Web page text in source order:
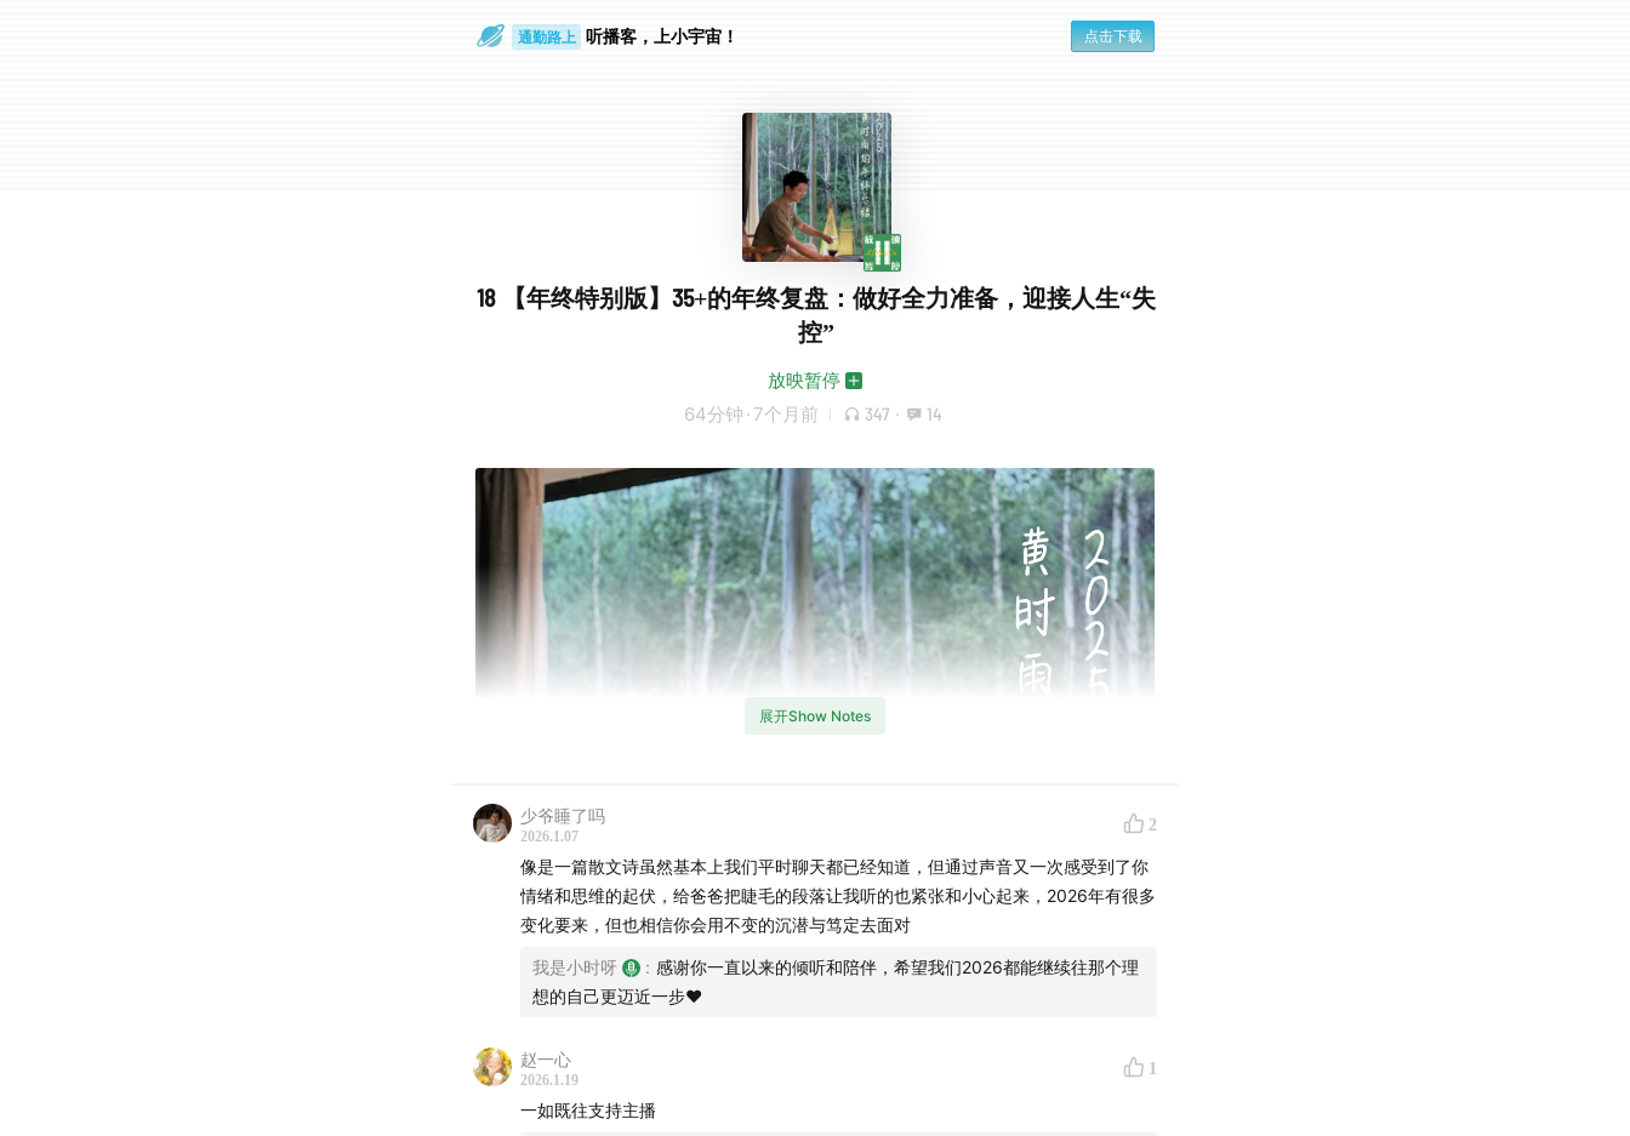
通勤路上 听播客，上小宇宙！ 点击下载
18 【年终特别版】35+的年终复盘：做好全力准备，迎接人生“失
控”
放映暂停
64分钟 · 7个月前 347 · 14
展开Show Notes
少爷睡了吗
2026.1.07
2
像是一篇散文诗虽然基本上我们平时聊天都已经知道，但通过声音又一次感受到了你
情绪和思维的起伏，给爸爸把睫毛的段落让我听的也紧张和小心起来，2026年有很多
变化要来，但也相信你会用不变的沉潜与笃定去面对
我是小时呀 : 感谢你一直以来的倾听和陪伴，希望我们2026都能继续往那个理
想的自己更迈近一步❤️
赵一心
2026.1.19
1
一如既往支持主播